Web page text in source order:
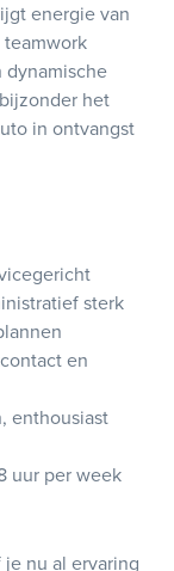
energie van
teamwork
het
in ontvangst
sterk
en
enthousiast
uur per week
je nu al ervaring